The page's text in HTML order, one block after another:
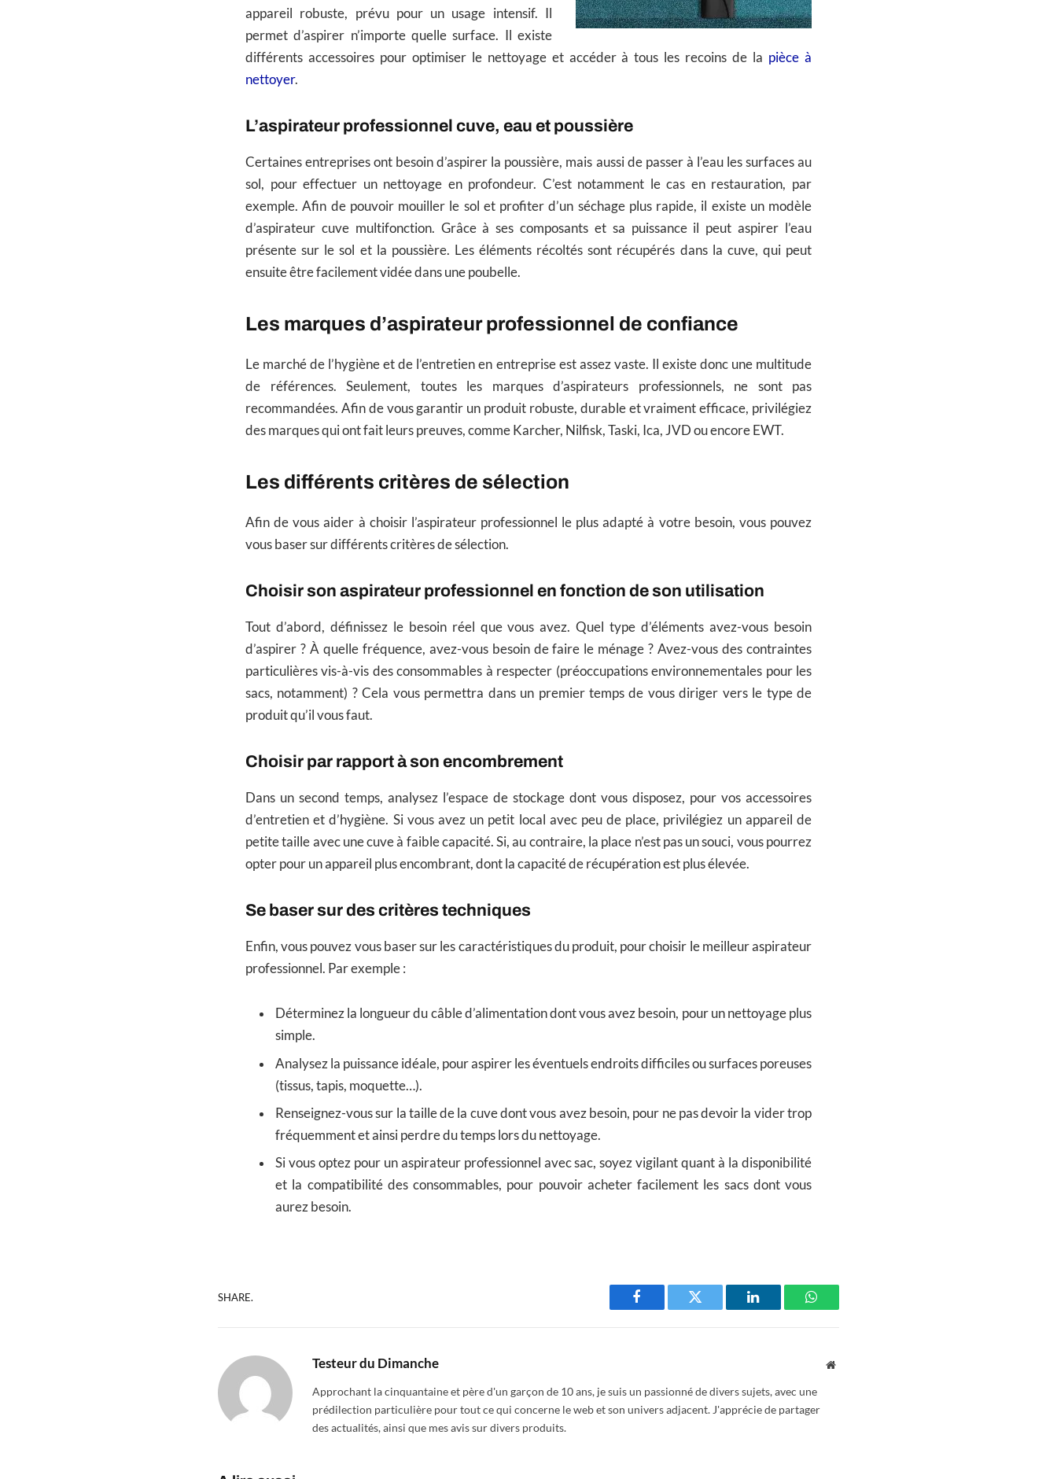
appareil robuste, prévu pour un usage intensif. Il
permet d’aspirer n’importe quelle surface. Il existe
différents accessoires pour optimiser le nettoyage et accéder à tous les recoins de la pièce à
nettoyer.
L’aspirateur professionnel cuve, eau et poussière
Certaines entreprises ont besoin d’aspirer la poussière, mais aussi de passer à l’eau les surfaces au
sol, pour effectuer un nettoyage en profondeur. C’est notamment le cas en restauration, par
exemple. Afin de pouvoir mouiller le sol et profiter d’un séchage plus rapide, il existe un modèle
d’aspirateur cuve multifonction. Grâce à ses composants et sa puissance il peut aspirer l’eau
présente sur le sol et la poussière. Les éléments récoltés sont récupérés dans la cuve, qui peut
ensuite être facilement vidée dans une poubelle.
Les marques d’aspirateur professionnel de confiance
Le marché de l’hygiène et de l’entretien en entreprise est assez vaste. Il existe donc une multitude
de références. Seulement, toutes les marques d’aspirateurs professionnels, ne sont pas
recommandées. Afin de vous garantir un produit robuste, durable et vraiment efficace, privilégiez
des marques qui ont fait leurs preuves, comme Karcher, Nilfisk, Taski, Ica, JVD ou encore EWT.
Les différents critères de sélection
Afin de vous aider à choisir l’aspirateur professionnel le plus adapté à votre besoin, vous pouvez
vous baser sur différents critères de sélection.
Choisir son aspirateur professionnel en fonction de son utilisation
Tout d’abord, définissez le besoin réel que vous avez. Quel type d’éléments avez-vous besoin
d’aspirer ? À quelle fréquence, avez-vous besoin de faire le ménage ? Avez-vous des contraintes
particulières vis-à-vis des consommables à respecter (préoccupations environnementales pour les
sacs, notamment) ? Cela vous permettra dans un premier temps de vous diriger vers le type de
produit qu’il vous faut.
Choisir par rapport à son encombrement
Dans un second temps, analysez l’espace de stockage dont vous disposez, pour vos accessoires
d’entretien et d’hygiène. Si vous avez un petit local avec peu de place, privilégiez un appareil de
petite taille avec une cuve à faible capacité. Si, au contraire, la place n’est pas un souci, vous pourrez
opter pour un appareil plus encombrant, dont la capacité de récupération est plus élevée.
Se baser sur des critères techniques
Enfin, vous pouvez vous baser sur les caractéristiques du produit, pour choisir le meilleur aspirateur
professionnel. Par exemple :
Déterminez la longueur du câble d’alimentation dont vous avez besoin, pour un nettoyage plus
simple.
Analysez la puissance idéale, pour aspirer les éventuels endroits difficiles ou surfaces poreuses
(tissus, tapis, moquette…).
Renseignez-vous sur la taille de la cuve dont vous avez besoin, pour ne pas devoir la vider trop
fréquemment et ainsi perdre du temps lors du nettoyage.
Si vous optez pour un aspirateur professionnel avec sac, soyez vigilant quant à la disponibilité
et la compatibilité des consommables, pour pouvoir acheter facilement les sacs dont vous
aurez besoin.
SHARE.
Facebook Twitter LinkedIn WhatsApp
Testeur du Dimanche Website
Approchant la cinquantaine et père d'un garçon de 10 ans, je suis un passionné de divers sujets, avec une
prédilection particulière pour tout ce qui concerne le web et son univers adjacent. J'apprécie de partager
des actualités, ainsi que mes avis sur divers produits.